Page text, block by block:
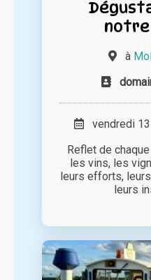
notre
à
vendredi
Reflet de
les vins, les
leurs efforts,
leurs